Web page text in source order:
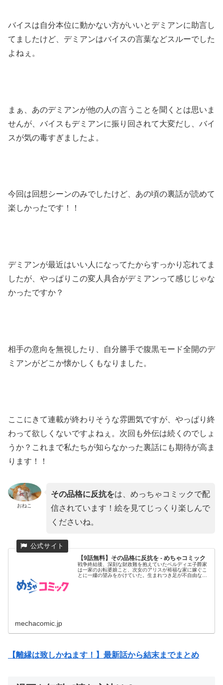
バイスは自分本位に動かない方がいいとデミアンに助言し
てましたけど、デミアンはバイスの言葉などスルーでした
よねぇ。
まぁ、あのデミアンが他の人の言うことを聞くとは思いま
せんが、バイスもデミアンに振り回されて大変だし、バイ
スが気の毒すぎましたよ。
今回は回想シーンのみでしたけど、あの頃の裏話が読めて
楽しかったです！！
デミアンが最近はいい人になってたからすっかり忘れてま
したが、やっぱりこの変人具合がデミアンって感じじゃな
かったですか？
相手の意向を無視したり、自分勝手で腹黒モード全開のデ
ミアンがどこか懐かしくもなりました。
ここにきて連載が終わりそうな雰囲気ですが、やっぱり終
わって欲しくないですよねぇ。次回も外伝は続くのでしょ
うか？これまで私たちが知らなかった裏話にも期待が高ま
ります！！
おねこ
その品格に反抗をは、めっちゃコミックで配
信されています！絵を見てじっくり楽しんで
くださいね。
【9話無料】その品格に反抗を - めちゃコミック
戦争終結後、深刻な財政難を抱えていたベルディエ子爵家
は一家のお転婆娘こと、次女のアリスが裕福な家に嫁ぐこ
とに一縷の望みをかけていた。生まれつき足が不自由な長
mechacomic.jp
【離縁は致しかねます！】最新話から結末までまとめ